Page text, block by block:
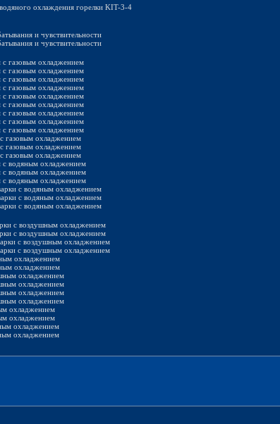
охлаждения горелки KIT-3-4
и чувствительности
и чувствительности
газовым охладжением
газовым охладжением
газовым охладжением
газовым охладжением
газовым охладжением
газовым охладжением
газовым охладжением
газовым охладжением
газовым охладжением
газовым охладжением
газовым охладжением
газовым охладжением
с водяным охладжением
с водяным охладжением
с водяным охладжением
с водяным охладжением
с водяным охладжением
с водяным охладжением
с воздушным охладжением
с воздушным охладжением
с воздушным охладжением
с воздушным охладжением
охладжением
охладжением
охладжением
охладжением
охладжением
охладжением
охладжением
охладжением
охладжением
охладжением